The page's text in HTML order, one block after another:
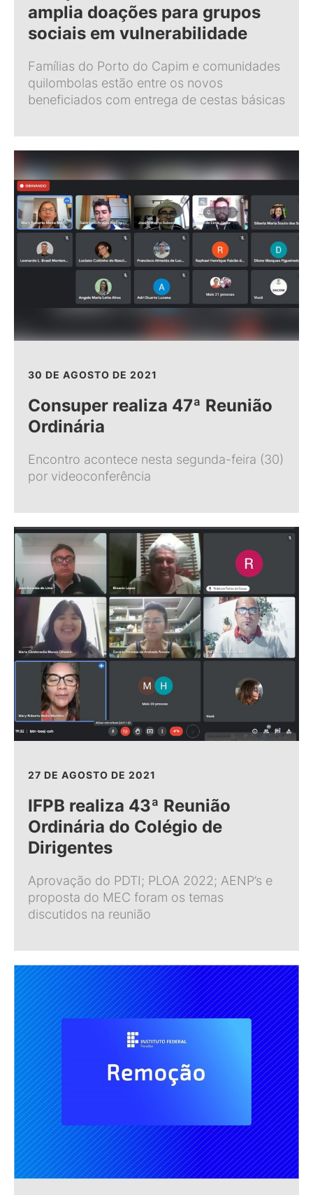
amplia doações para grupos
sociais em vulnerabilidade
Famílias do Porto do Capim e comunidades
quilombolas estão entre os novos
beneficiados com entrega de cestas básicas
30 DE AGOSTO DE 2021
Consuper realiza 47ª Reunião
Ordinária
Encontro acontece nesta segunda-feira (30)
por videoconferência
27 DE AGOSTO DE 2021
IFPB realiza 43ª Reunião
Ordinária do Colégio de
Dirigentes
Aprovação do PDTI; PLOA 2022; AENP’s e
proposta do MEC foram os temas
discutidos na reunião